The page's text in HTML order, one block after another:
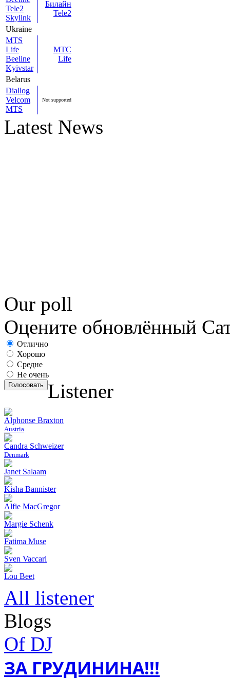
Tele2
Skylink
Билайн
Tele2
Ukraine
MTS
Life
Beeline
Kyivstar
МТС
Life
Belarus
Diallog
Velcom
MTS
Not supported
Latest News
Our poll
Оцените обновлённый
Отлично
Хорошо
Средне
Не очень
Голосовать Listener
Alphonse Braxton
Austria
Candra Schweizer
Denmark
Janet Salaam
Kisha Bannister
Alfie MacGregor
Margie Schenk
Fatima Muse
Sven Vaccari
Lou Beet
All listener
Blogs
Of DJ
ЗА ГРУДИНИНА!!!